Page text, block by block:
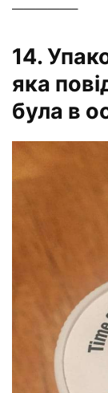
—————–
14.
яка
була в